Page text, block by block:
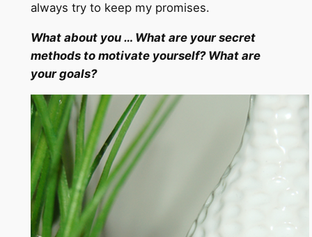
always try to keep my promises.
What about you … What are your secret
methods to motivate yourself? What are
your goals?